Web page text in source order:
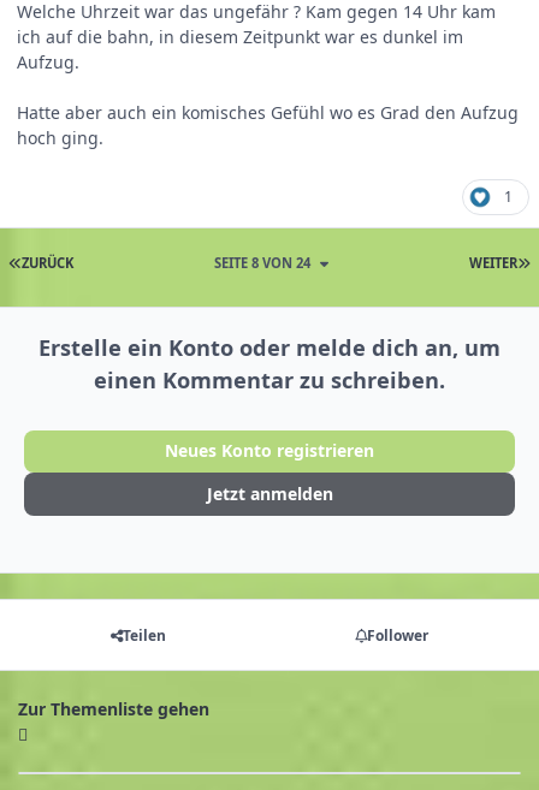
Welche Uhrzeit war das ungefähr ? Kam gegen 14 Uhr kam
ich auf die bahn, in diesem Zeitpunkt war es dunkel im
Aufzug.
Hatte aber auch ein komisches Gefühl wo es Grad den Aufzug
hoch ging.
1
ZURÜCK WEITER
SEITE 8 VON 24
Erstelle ein Konto oder melde dich an, um
einen Kommentar zu schreiben.
Neues Konto registrieren
Jetzt anmelden
Teilen Follower
Zur Themenliste gehen